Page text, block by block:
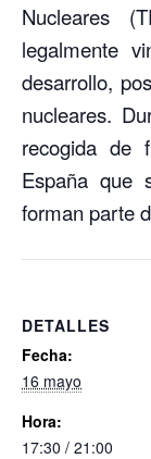
Nucleares
legalmente
desarrollo,
nucleares.
recogida de
España que
forman parte
DETALLES
Fecha:
16 mayo
Hora:
17:30 / 21:00